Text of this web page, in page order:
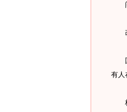
问
改
国
有人
杨